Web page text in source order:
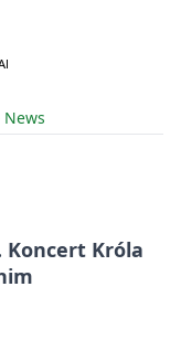
News
Koncert Króla